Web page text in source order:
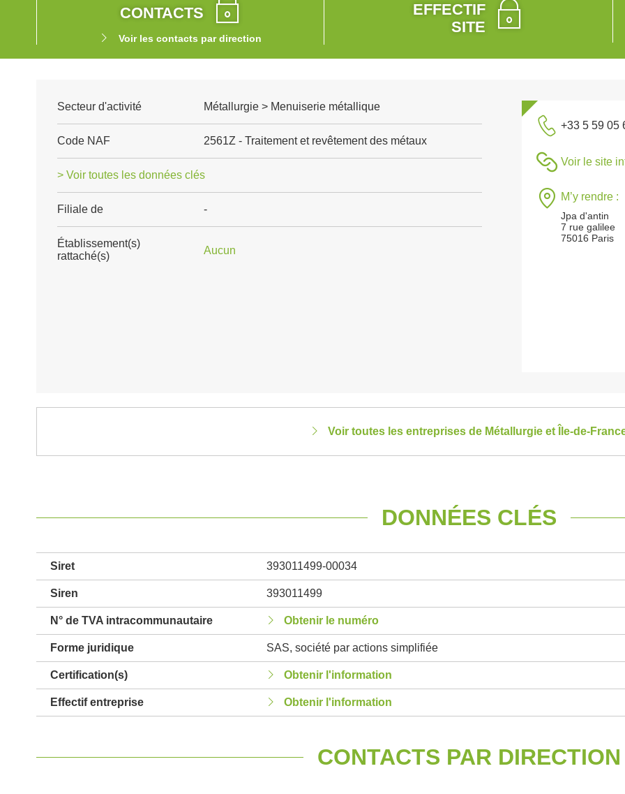
CONTACTS
Voir les contacts par direction
EFFECTIF
SITE
Secteur d'activité Métallurgie > Menuiserie métallique
Code NAF 2561Z - Traitement et revêtement des métaux
> Voir toutes les données clés
Filiale de -
Établissement(s)
rattaché(s)
Aucun
+33 5 59 05
Voir le site
M’y rendre :
Jpa d'antin
7 rue galilee
75016 Paris
Voir toutes les entreprises de Métallurgie et Île-de-
DONNÉES CLÉS
Siret 393011499-00034
Siren 393011499
N° de TVA intracommunautaire Obtenir le numéro
Forme juridique SAS, société par actions simplifiée
Certification(s) Obtenir l'information
Effectif entreprise Obtenir l'information
CONTACTS PAR DIRECTION